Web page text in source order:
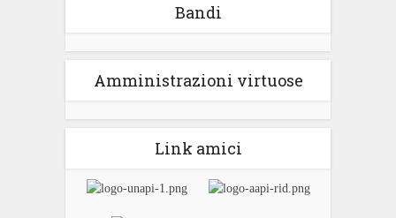
Bandi
Amministrazioni virtuose
Link amici